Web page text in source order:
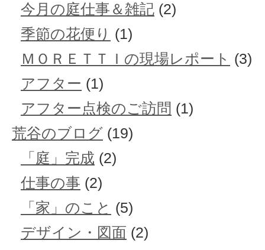
今月の庭仕事＆雑記 (2)
季節の花便り (1)
ＭＯＲＥＴＴＩの現場レポート (3)
アフター (1)
アフター点検のご訪問 (1)
荒谷のブログ (19)
「庭」完成 (2)
仕事の事 (2)
「家」のこと (5)
デザイン・図面 (2)